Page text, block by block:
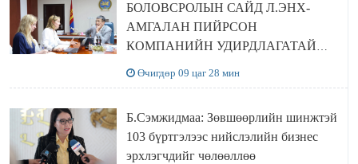
БОЛОВСРОЛЫН САЙД Л.ЭНХ-
АМГАЛАН ПИЙРСОН
КОМПАНИЙН УДИРДЛАГАТАЙ
Өчигдөр 09 цаг 28 мин
Б.Сэмжидмаа: Зөвшөөрлийн шинжтэй
103 бүртгэлээс нийслэлийн бизнес
эрхлэгчдийг чөлөөллөө